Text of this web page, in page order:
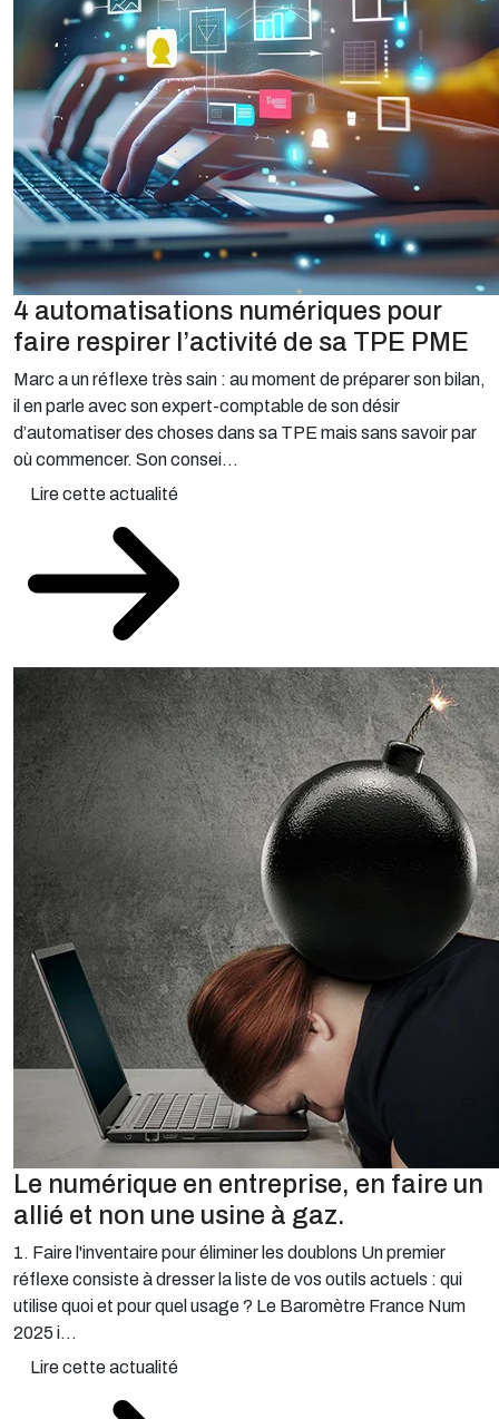
4 automatisations numériques pour
faire respirer l’activité de sa TPE PME
Marc a un réflexe très sain : au moment de préparer son bilan,
il en parle avec son expert-comptable de son désir
d’automatiser des choses dans sa TPE mais sans savoir par
où commencer. Son consei...
Lire cette actualité
Le numérique en entreprise, en faire un
allié et non une usine à gaz.
1. Faire l'inventaire pour éliminer les doublons Un premier
réflexe consiste à dresser la liste de vos outils actuels : qui
utilise quoi et pour quel usage ? Le Baromètre France Num
2025 i...
Lire cette actualité